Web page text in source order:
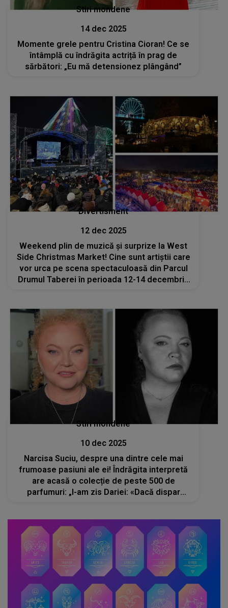
Stiri mondene
14 dec 2025
Momente grele pentru Cristina Cioran! Ce se
întâmplă cu îndrăgita actriță în prag de
sărbători: „Eu mă detensionez plângând”
Divertisment
12 dec 2025
Weekend plin de muzică și surprize la West
Side Christmas Market! Cine sunt artiștii care
vor urca pe scena spectaculoasă din Parcul
Drumul Taberei în perioada 12-14 decembrie
Stiri mondene
10 dec 2025
Narcisa Suciu, despre una dintre cele mai
frumoase pasiuni ale ei! Îndrăgita interpretă
are acasă o colecție de peste 500 de
parfumuri: „I-am zis Dariei: «Dacă dispar